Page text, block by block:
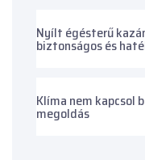
Nyílt égésterű
biztonságos és
Klíma nem kapcsol
megoldás